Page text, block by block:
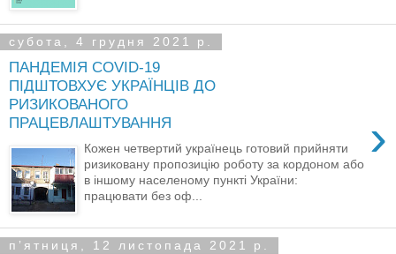
субота, 4 грудня 2021 р.
ПАНДЕМІЯ COVID-19
ПІДШТОВХУЄ УКРАЇНЦІВ ДО
РИЗИКОВАНОГО
ПРАЦЕВЛАШТУВАННЯ
›
Кожен четвертий українець готовий прийняти
ризиковану пропозицію роботу за кордоном або
в іншому населеному пункті України:
працювати без оф...
пʼятниця, 12 листопада 2021 р.